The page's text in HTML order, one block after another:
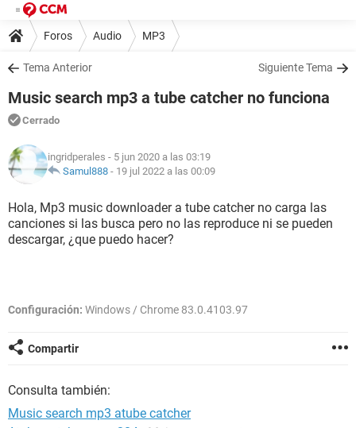
Foros Audio MP3
Tema Anterior Siguiente Tema
Music search mp3 a tube catcher no funciona
Cerrado
ingridperales - 5 jun 2020 a las 03:19
Samul888 - 19 jul 2022 a las 00:09
Hola, Mp3 music downloader a tube catcher no carga las
canciones si las busca pero no las reproduce ni se pueden
descargar, ¿que puedo hacer?
Configuración: Windows / Chrome 83.0.4103.97
Compartir
Consulta también:
Music search mp3 atube catcher